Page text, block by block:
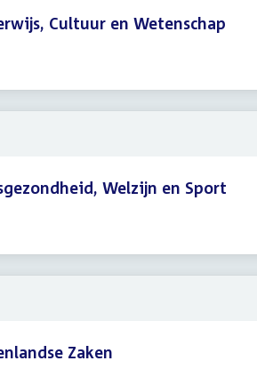
Cultuur en Wetenschap
Welzijn en Sport
Zaken